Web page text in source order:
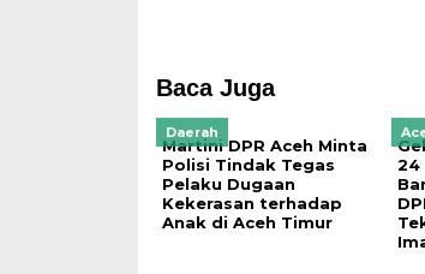
Baca Juga
Daerah
Martini DPR Aceh Minta
Polisi Tindak Tegas
Pelaku Dugaan
Kekerasan terhadap
Anak di Aceh Timur
24